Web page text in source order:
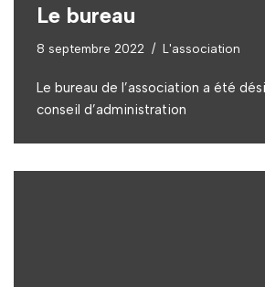
Le bureau
8 septembre 2022 L'association
Le bureau de l’association a été
conseil d’administration